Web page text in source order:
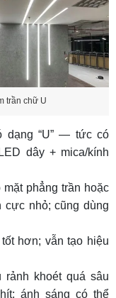
trần chữ U
dạng “U” — tức có
dây + mica/kính
phẳng trần hoặc
nhỏ; cũng dùng
hơn; vẫn tạo hiệu
rảnh khoét quá sâu
ánh sáng có thể